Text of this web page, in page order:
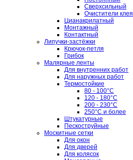
Сверхсильный
Очистители клея
Цианакрилатный
Монтажный
Контактный
Липучки-застёжки
Крючок-петля
Грибок
Малярные ленты
Для внутренних работ
Для наружных работ
Термостойкие
80 - 100°C
120 - 180°C
200 - 230°C
250°C и более
Штукатурные
Пескоструйные
Москитные сетки
Для окон
Для дверей
Для колясок